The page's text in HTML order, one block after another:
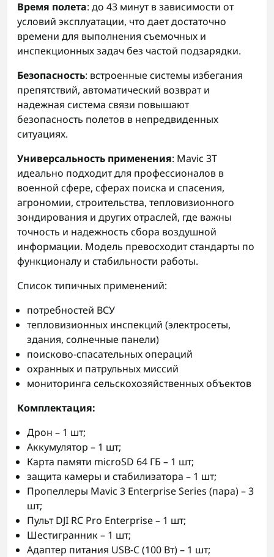
Время полета: до 43 минут в зависимости от
условий эксплуатации, что дает достаточно
времени для выполнения съемочных и
инспекционных задач без частой подзарядки.
Безопасность: встроенные системы избегания
препятствий, автоматический возврат и
надежная система связи повышают
безопасность полетов в непредвиденных
ситуациях.
Универсальность применения: Mavic 3T
идеально подходит для профессионалов в
военной сфере, сферах поиска и спасения,
агрономии, строительства, тепловизионного
зондирования и других отраслей, где важны
точность и надежность сбора воздушной
информации. Модель превосходит стандарты по
функционалу и стабильности работы.
Список типичных применений:
потребностей ВСУ
тепловизионных инспекций (электросеты,
здания, солнечные панели)
поисково-спасательных операций
охранных и патрульных миссий
мониторинга сельскохозяйственных объектов
Комплектация:
Дрон – 1 шт;
Аккумулятор – 1 шт;
Карта памяти microSD 64 ГБ – 1 шт;
защита камеры и стабилизатора – 1 шт;
Пропеллеры Mavic 3 Enterprise Series (пара) – 3
шт;
Пульт DJI RC Pro Enterprise – 1 шт;
Шестигранник – 1 шт;
Адаптер питания USB-C (100 Вт) – 1 шт;